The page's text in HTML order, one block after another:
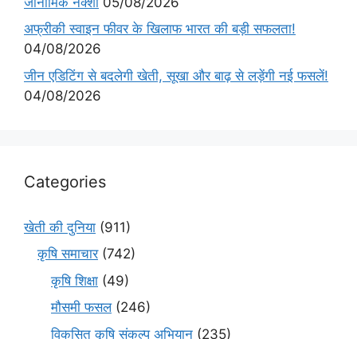
अफ्रीकी स्वाइन फीवर के खिलाफ भारत की बड़ी सफलता!
04/08/2026
जीन एडिटिंग से बदलेगी खेती, सूखा और बाढ़ से लड़ेंगी नई फसलें!
04/08/2026
Categories
खेती की दुनिया (911)
कृषि समाचार(742)
कृषि शिक्षा (49)
मौसमी फसल(246)
विकसित कृषि संकल्प अभियान (235)